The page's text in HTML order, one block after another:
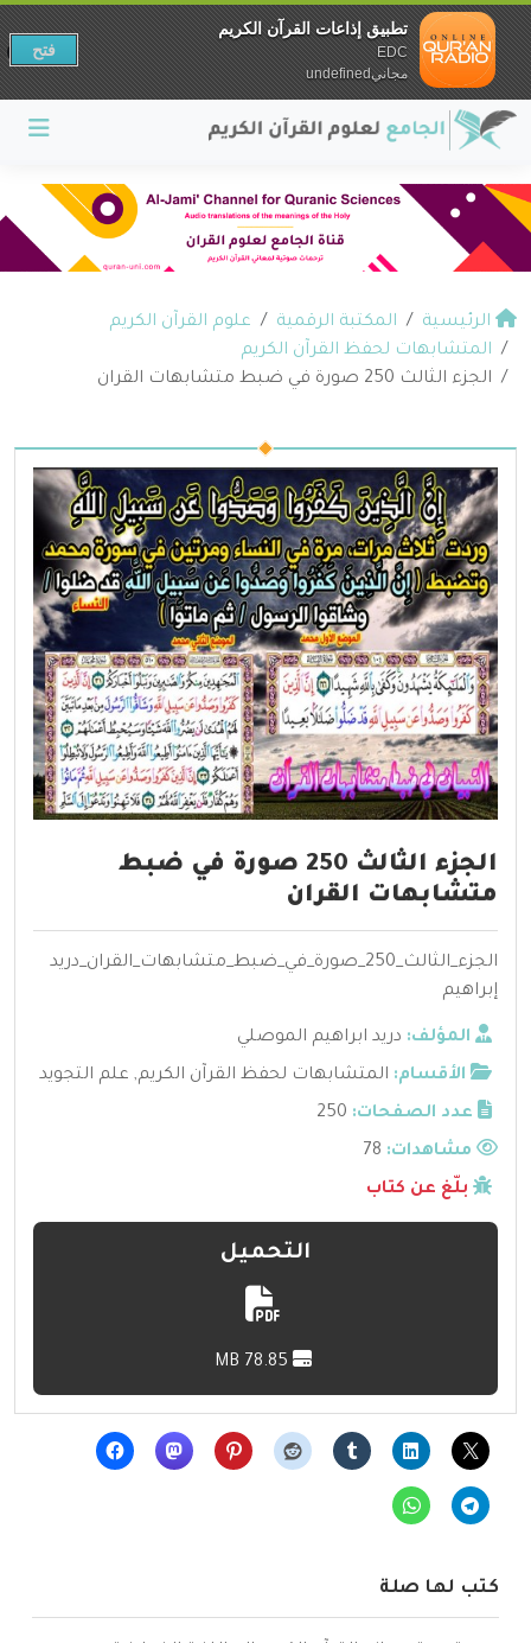
الرئيسية المكتبة الرقمية
علوم القرآن الكريم
المتشابهات لحفظ القرآن الكريم
الجزء الثالث 250 صورة في ضبط متشابهات القران
الجزء الثالث 250 صورة في ضبط
متشابهات القران
الجزء_الثالث_250_صورة_في_ضبط_متشابهات_القران_دريد
إبراهيم
المؤلف: دريد ابراهيم الموصلي
الأقسام: المتشابهات لحفظ القرآن الكريم, علم التجويد
عدد الصفحات: 250
مشاهدات:
بلّغ عن كتاب
التحميل
كتب لها صلة
تطبيق إذاعات القرآن الكريم
EDC
مجانيundefined
فتح